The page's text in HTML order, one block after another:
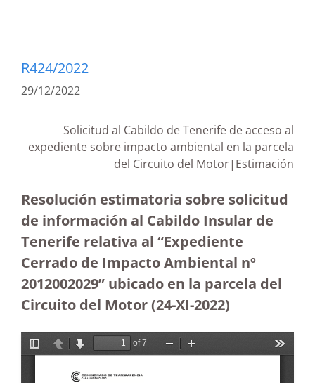
R424/2022
29/12/2022
Solicitud al Cabildo de Tenerife de acceso al
expediente sobre impacto ambiental en la parcela
del Circuito del Motor|Estimación
Resolución estimatoria sobre solicitud
de información al Cabildo Insular de
Tenerife relativa al “Expediente
Cerrado de Impacto Ambiental nº
2012002029” ubicado en la parcela del
Circuito del Motor (24-XI-2022)